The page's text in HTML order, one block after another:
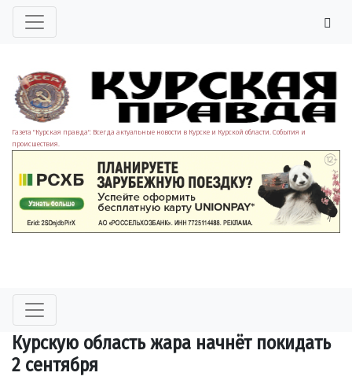
Газета "Курская правда". Всегда актуальные новости в Курске и Курской области. События и
происшествия.
Курскую область жара начнёт покидать
2 сентября